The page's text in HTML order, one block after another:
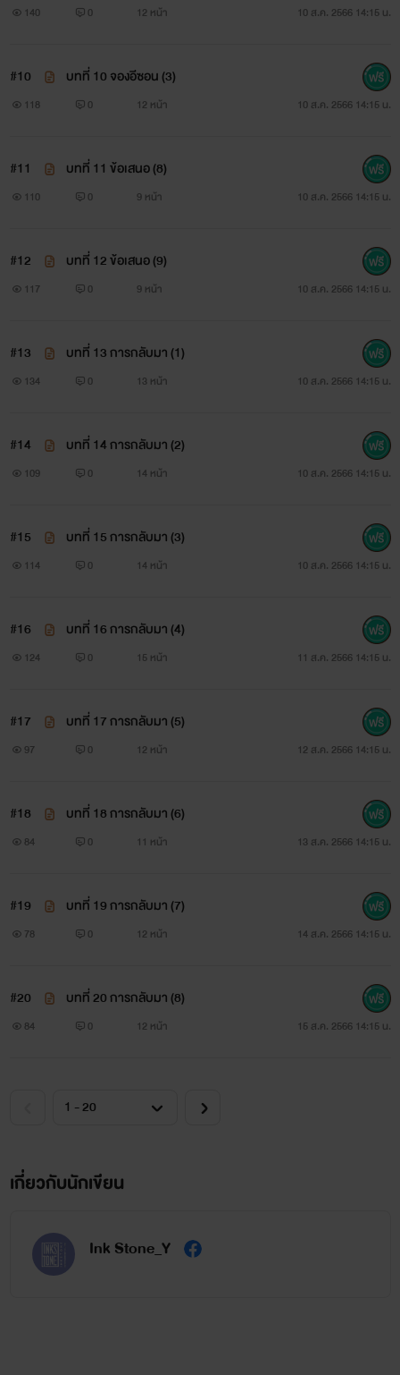
140 0 12 หน้า 10 ส.ค. 2566 14:15 น.
#10 บทที่ 10 จองอีซอน (3)
118 0 12 หน้า 10 ส.ค. 2566 14:15 น.
#11 บทที่ 11 ข้อเสนอ (8)
110 0 9 หน้า 10 ส.ค. 2566 14:15 น.
#12 บทที่ 12 ข้อเสนอ (9)
117 0 9 หน้า 10 ส.ค. 2566 14:15 น.
#13 บทที่ 13 การกลับมา (1)
134 0 13 หน้า 10 ส.ค. 2566 14:15 น.
#14 บทที่ 14 การกลับมา (2)
109 0 14 หน้า 10 ส.ค. 2566 14:15 น.
#15 บทที่ 15 การกลับมา (3)
114 0 14 หน้า 10 ส.ค. 2566 14:15 น.
#16 บทที่ 16 การกลับมา (4)
124 0 15 หน้า 11 ส.ค. 2566 14:15 น.
#17 บทที่ 17 การกลับมา (5)
97 0 12 หน้า 12 ส.ค. 2566 14:15 น.
#18 บทที่ 18 การกลับมา (6)
84 0 11 หน้า 13 ส.ค. 2566 14:15 น.
#19 บทที่ 19 การกลับมา (7)
78 0 12 หน้า 14 ส.ค. 2566 14:15 น.
#20 บทที่ 20 การกลับมา (8)
84 0 12 หน้า 15 ส.ค. 2566 14:15 น.
เกี่ยวกับนักเขียน
Ink Stone_Y